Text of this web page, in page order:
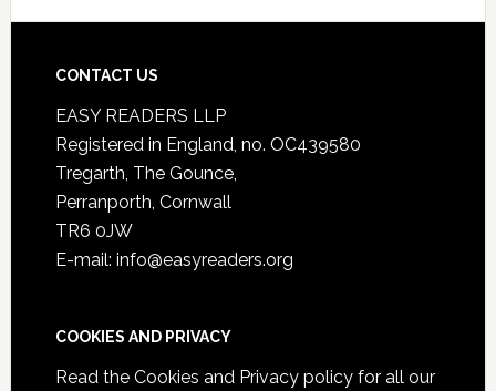
CONTACT US
EASY READERS LLP
Registered in England, no. OC439580
Tregarth, The Gounce,
Perranporth, Cornwall
TR6 0JW
E-mail: info@easyreaders.org
COOKIES AND PRIVACY
Read the Cookies and Privacy policyfor all our